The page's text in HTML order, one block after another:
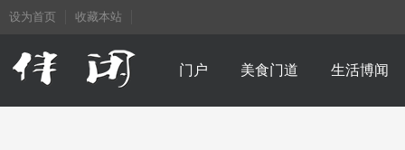
设为首页 收藏本站
门户 美食门道 生活博闻